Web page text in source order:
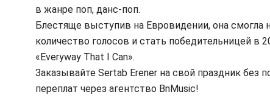
в жанре поп, данс-поп.
Блестяще выступив на Евровидении, она смогла
количество голосов и стать победительницей в
«Everyway That I Can».
Заказывайте Sertab Erener на свой праздник без
переплат через агентство BnMusic!